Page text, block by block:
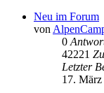
Neu im Forum
von
0
42221
Letzter
17.